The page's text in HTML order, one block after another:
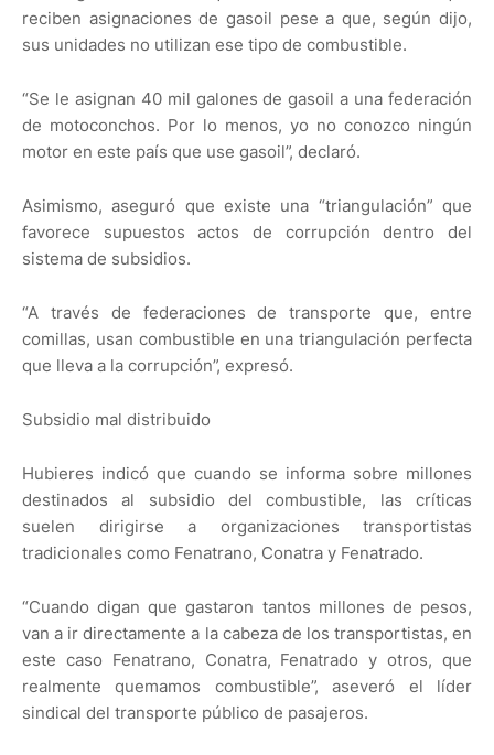
reciben asignaciones de gasoil pese a que, según dijo,
sus unidades no utilizan ese tipo de combustible.
“Se le asignan 40 mil galones de gasoil a una federación
de motoconchos. Por lo menos, yo no conozco ningún
motor en este país que use gasoil”, declaró.
Asimismo, aseguró que existe una “triangulación” que
favorece supuestos actos de corrupción dentro del
sistema de subsidios.
“A través de federaciones de transporte que, entre
comillas, usan combustible en una triangulación perfecta
que lleva a la corrupción”, expresó.
Subsidio mal distribuido
Hubieres indicó que cuando se informa sobre millones
destinados al subsidio del combustible, las críticas
suelen dirigirse a organizaciones transportistas
tradicionales como Fenatrano, Conatra y Fenatrado.
“Cuando digan que gastaron tantos millones de pesos,
van a ir directamente a la cabeza de los transportistas, en
este caso Fenatrano, Conatra, Fenatrado y otros, que
realmente quemamos combustible”, aseveró el líder
sindical del transporte público de pasajeros.